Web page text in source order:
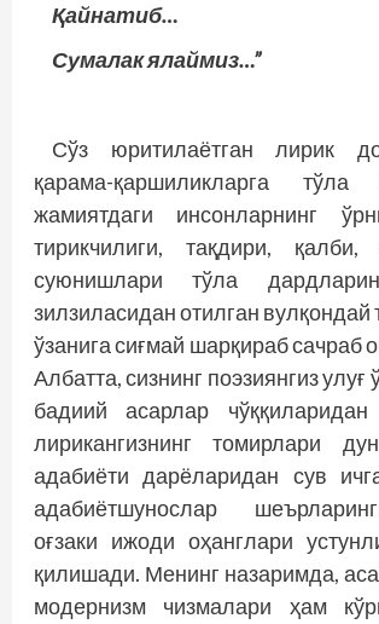
Қайнатиб…
Сумалак ялаймиз…”
Сўз юритилаётган лирик
қарама-қаршиликларга
жамиятдаги инсонларнинг
тирикчилиги, тақдири,
суюнишлари тўла
зилзиласидан отилган вулқондай
ўзанига сиғмай шарқираб сачраб
Албатта, сизнинг поэзиянгиз улуғ
бадиий асарлар
лирикангизнинг томирлари
адабиёти дарёларидан сув
адабиётшунослар
оғзаки ижоди оҳанглари
қилишади. Менинг назаримда,
модернизм чизмалари ҳам